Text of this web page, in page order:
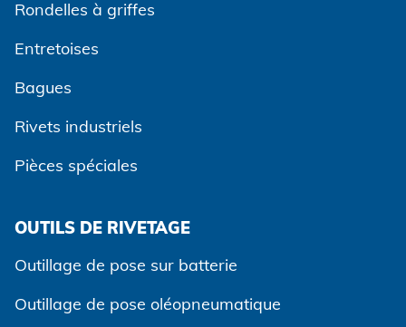
Rondelles à griffes
Entretoises
Bagues
Rivets industriels
Pièces spéciales
OUTILS DE RIVETAGE
Outillage de pose sur batterie
Outillage de pose oléopneumatique